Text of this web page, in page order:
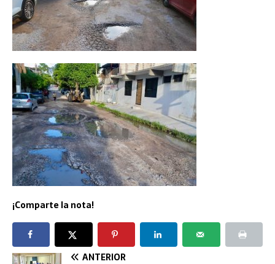
¡Comparte la nota!
ANTERIOR